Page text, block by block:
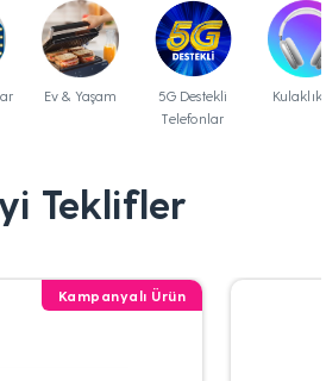
Ev & Yaşam
5G Destekli
Telefonlar
Teklifler
Kampanyalı Ürün